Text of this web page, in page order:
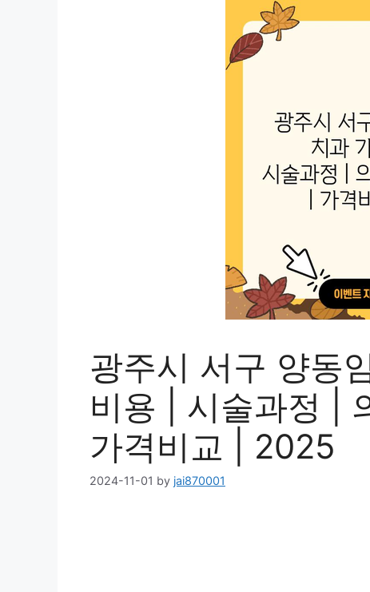
광주시 서구 양동
비용 | 시술과정 |
가격비교 | 2025
2024-11-01 by jai870001